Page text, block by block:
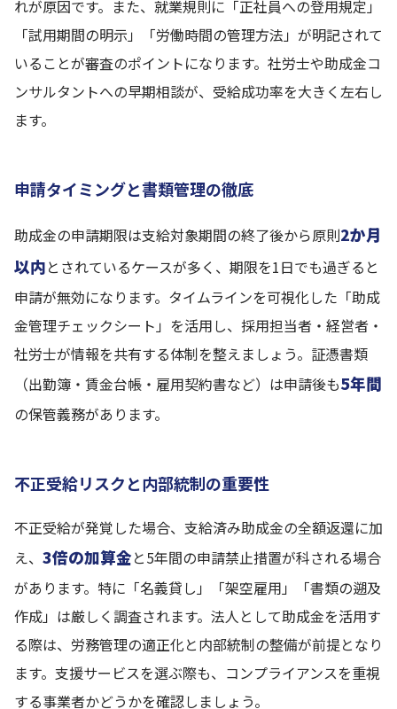
れが原因です。また、就業規則に「正社員への登用規定」
「試用期間の明示」「労働時間の管理方法」が明記されて
いることが審査のポイントになります。社労士や助成金コ
ンサルタントへの早期相談が、受給成功率を大きく左右し
ます。
申請タイミングと書類管理の徹底
助成金の申請期限は支給対象期間の終了後から原則2か月
以内とされているケースが多く、期限を1日でも過ぎると
申請が無効になります。タイムラインを可視化した「助成
金管理チェックシート」を活用し、採用担当者・経営者・
社労士が情報を共有する体制を整えましょう。証憑書類
（出勤簿・賃金台帳・雇用契約書など）は申請後も5年間
の保管義務があります。
不正受給リスクと内部統制の重要性
不正受給が発覚した場合、支給済み助成金の全額返還に加
え、 3倍の加算金と5年間の申請禁止措置が科される場合
があります。特に「名義貸し」「架空雇用」「書類の遡及
作成」は厳しく調査されます。法人として助成金を活用す
る際は、労務管理の適正化と内部統制の整備が前提となり
ます。支援サービスを選ぶ際も、コンプライアンスを重視
する事業者かどうかを確認しましょう。